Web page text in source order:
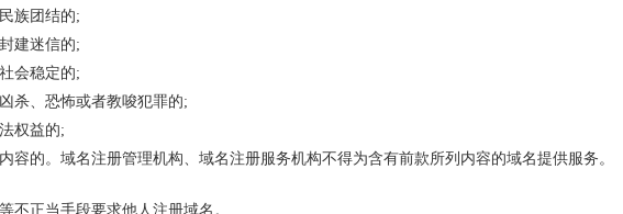
族团结的;
建迷信的;
会稳定的;
杀、恐怖或者教唆犯罪的;
权益的;
容的。域名注册管理机构、域名注册服务机构不得为含有前款所列内容的域名提供服务。
不正当手段要求他人注册域名。